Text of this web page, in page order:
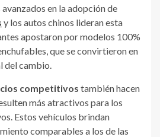
en la adopción de
y los autos chinos lideran esta
apostaron por modelos 100%
que se convirtieron en
del cambio.
competitivos también hacen
más atractivos para los
Estos vehículos brindan
comparables a los de las